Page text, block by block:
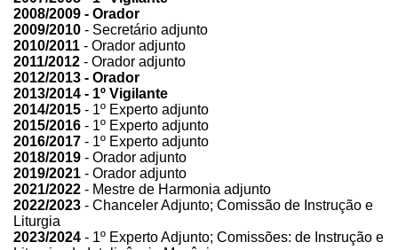
2008/2009 - Orador
2009/2010 - Secretário adjunto
2010/2011 - Orador adjunto
2011/2012 - Orador adjunto
2012/2013 - Orador
2013/2014 - 1º Vigilante
2014/2015 - 1º Experto adjunto
2015/2016 - 1º Experto adjunto
2016/2017 - 1º Experto adjunto
2018/2019 - Orador adjunto
2019/2021 - Orador adjunto
2021/2022 - Mestre de Harmonia adjunto
2022/2023 - Chanceler Adjunto; Comissão de Instrução e
Liturgia
2023/2024 - 1º Experto Adjunto; Comissões: de Instrução e